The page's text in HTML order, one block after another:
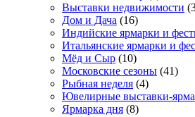
Выставки недвижимости
Дом и Дача (16)
Индийские ярмарки и
Итальянские ярмарки и
Мёд и Сыр (10)
Московские сезоны (41)
Рыбная неделя (4)
Ювелирные выставки-
Ярмарка дня (8)